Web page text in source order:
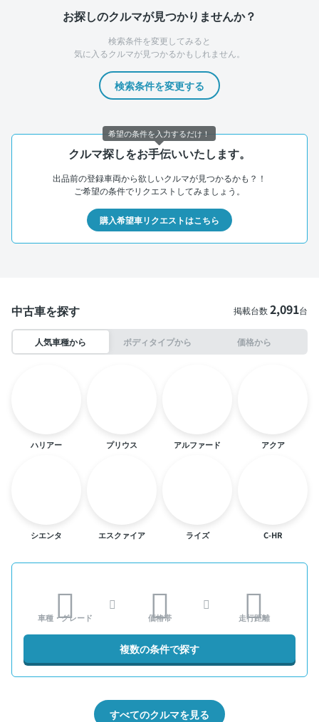
お探しのクルマが見つかりませんか？
検索条件を変更してみると
気に入るクルマが見つかるかもしれません。
検索条件を変更する
クルマ探しをお手伝いいたします。
出品前の登録車両から欲しいクルマが見つかるかも？！
ご希望の条件でリクエストしてみましょう。
購入希望車リクエストはこちら
中古車を探す 掲載台数2,091台
人気車種から ボディタイプから 価格から
ハリアー プリウス アルファード アクア
シエンタ エスクァイア ライズ C-HR
車種・グレード 価格帯 走行距離
複数の条件で探す
すべてのクルマを見る
希望の条件を入力するだけ！